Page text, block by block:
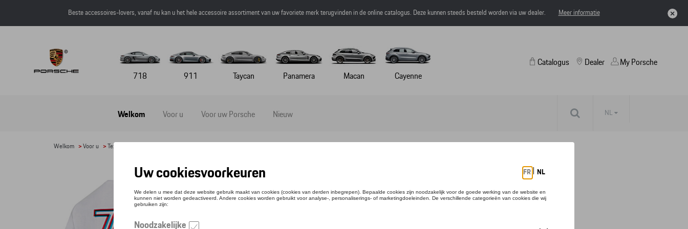
Beste accessoires-lovers, vanaf nu kan u het hele accessoire assortiment van uw favoriete merk terugvinden in de online catalogus. Deze kunnen steeds besteld worden via uw dealer. Meer informatie
718 911 Taycan Panamera Macan Cayenne
Catalogus
Welkom Voor u Voor uw Porsche Nieuw
Dealer My Porsche
NL
Welkom >Voor u >Textiel
T-SHIRT - 75 Y PORSCHE SPORTS CAR - 3XL
Referentie: WAP1303XL0P75Y